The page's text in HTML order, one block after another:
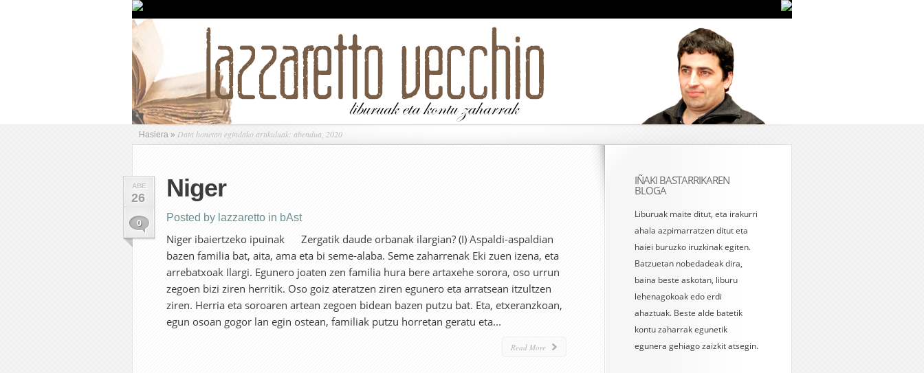
Hasiera » Data honetan egindako artikuluak: abendua, 2020
ABE
26
0
Niger
Posted by lazzaretto in bAst
Niger ibaiertzeko ipuinak Zergatik daude orbanak ilargian? (I) Aspaldi-aspaldian
bazen familia bat, aita, ama eta bi seme-alaba. Seme zaharrenak Eki zuen izena, eta
arrebatxoak Ilargi. Egunero joaten zen familia hura bere artaxehe sorora, oso urrun
zegoen bizi ziren herritik. Oso goiz ateratzen ziren egunero eta arratsean itzultzen
ziren. Herria eta soroaren artean zegoen bidean bazen putzu bat. Eta, etxeranzkoan,
egun osoan gogor lan egin ostean, familiak putzu horretan geratu eta...
Read More
IÑAKI BASTARRIKAREN
BLOGA
Liburuak maite ditut, eta irakurri
ahala azpimarratzen ditut eta
haiei buruzko iruzkinak egiten.
Batzuetan nobedadeak dira,
baina beste askotan, liburu
lehenagokoak edo erdi
ahaztuak. Beste alde batetik
kontu zaharrak egunetik
egunera gehiago zaizkit atsegin.